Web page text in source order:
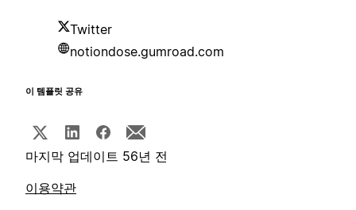
Twitter
notiondose.gumroad.com
이 템플릿 공유
마지막 업데이트 56년 전
이용약관